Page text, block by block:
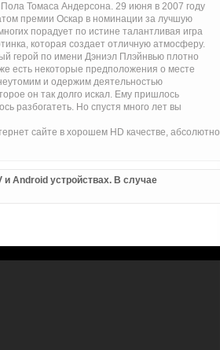
Томаса Андерсона. 29 июня в 2007 году
премии Оскар в номинации за лучшую
порадует по истине талантливая игра
которая создает отличную атмосферу.
герой по имени Дэниэл Плэйнвью плотно
есть некоторые предположения о месте
и одержим деятельностью
он так долго искал. Ему пришлось
разбогатеть. Но спустя много лет вы
сайте в хорошем HD качестве, абсолютно
Android устройствах. В случае